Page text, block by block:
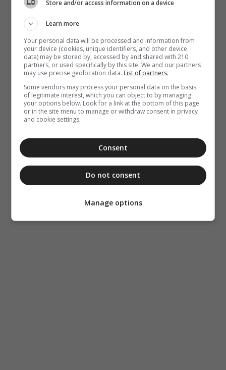
Store and/or access information on a device
Learn more
Your personal data will be processed and information from
your device (cookies, unique identifiers, and other device
data) may be stored by, accessed by and shared with 210
partners, or used specifically by this site. We and our partners
may use precise geolocation data. List of partners.
Some vendors may process your personal data on the basis
of legitimate interest, which you can object to by managing
your options below. Look for a link at the bottom of this page
or in the site menu to manage or withdraw consent in privacy
and cookie settings.
Consent
Do not consent
Manage options